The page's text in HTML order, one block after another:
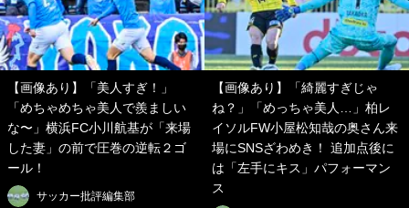
【画像あり】「美人すぎ！」
「めちゃめちゃ美人で羨ましい
な〜」横浜FC小川航基が「来場
した妻」の前で圧巻の逆転２ゴ
ール！
サッカー批評編集部
【画像あり】「綺麗すぎじゃ
ね？」「めっちゃ美人…」柏レ
イソルFW小屋松知哉の奥さん来
場にSNSざわめき！ 追加点後に
は「左手にキス」パフォーマン
ス